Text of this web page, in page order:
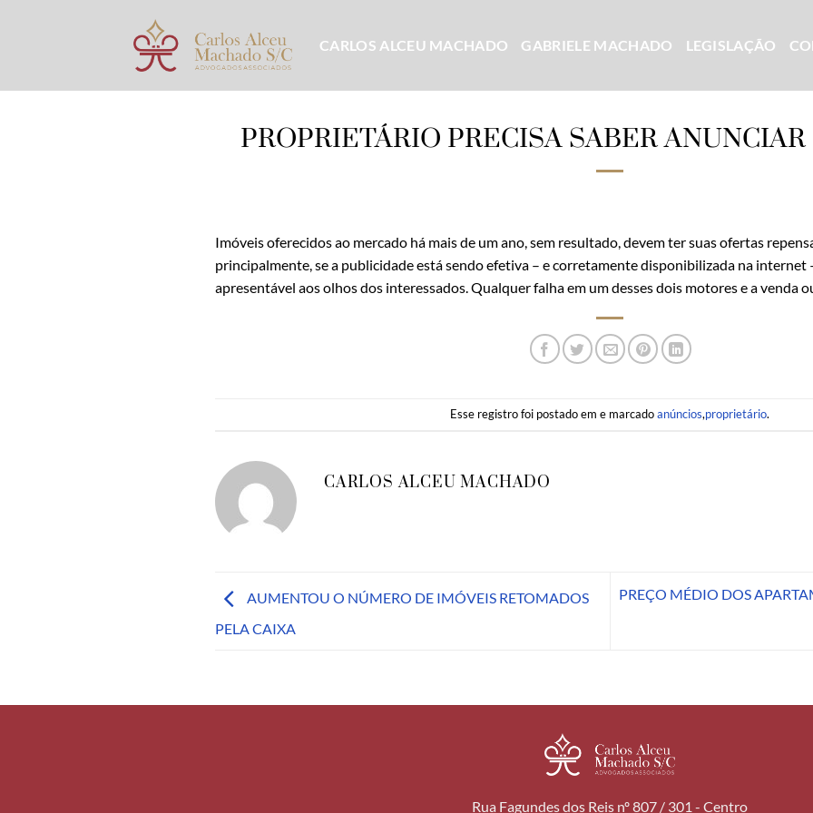
CARLOS ALCEU MACHADO GABRIELE MACHADO LEGISLAÇÃO
PROPRIETÁRIO PRECISA SABER
Imóveis oferecidos ao mercado há mais de um ano, sem resultado, devem ter suas ofertas
principalmente, se a publicidade está sendo efetiva – e corretamente disponibilizada na internet
apresentável aos olhos dos interessados. Qualquer falha em um desses dois motores e a venda
Esse registro foi postado em e marcadoanúncios,proprietário.
CARLOS ALCEU MACHADO
AUMENTOU O NÚMERO DE IMÓVEIS RETOMADOS
PELA CAIXA
PREÇO MÉDIO DOS
Rua Fagundes dos Reis nº 807 / 301 - Centro